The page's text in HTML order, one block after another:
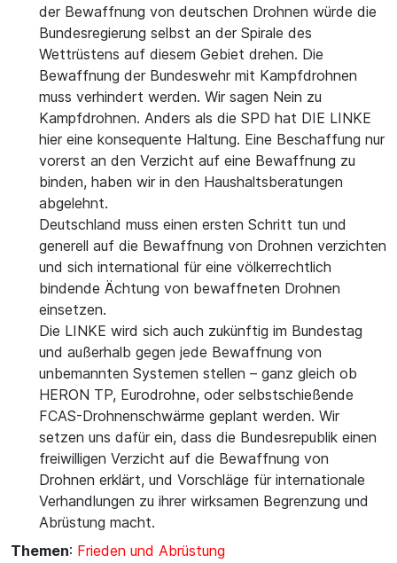
der Bewaffnung von deutschen Drohnen würde die
Bundesregierung selbst an der Spirale des
Wettrüstens auf diesem Gebiet drehen. Die
Bewaffnung der Bundeswehr mit Kampfdrohnen
muss verhindert werden. Wir sagen Nein zu
Kampfdrohnen. Anders als die SPD hat DIE LINKE
hier eine konsequente Haltung. Eine Beschaffung nur
vorerst an den Verzicht auf eine Bewaffnung zu
binden, haben wir in den Haushaltsberatungen
abgelehnt.
Deutschland muss einen ersten Schritt tun und
generell auf die Bewaffnung von Drohnen verzichten
und sich international für eine völkerrechtlich
bindende Ächtung von bewaffneten Drohnen
einsetzen.
Die LINKE wird sich auch zukünftig im Bundestag
und außerhalb gegen jede Bewaffnung von
unbemannten Systemen stellen – ganz gleich ob
HERON TP, Eurodrohne, oder selbstschießende
FCAS-Drohnenschwärme geplant werden. Wir
setzen uns dafür ein, dass die Bundesrepublik einen
freiwilligen Verzicht auf die Bewaffnung von
Drohnen erklärt, und Vorschläge für internationale
Verhandlungen zu ihrer wirksamen Begrenzung und
Abrüstung macht.
Themen: Frieden und Abrüstung